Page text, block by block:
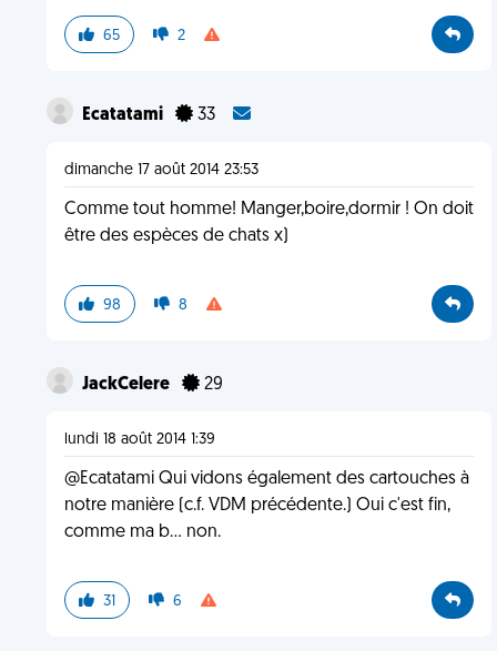
65 2
Ecatatami 33
dimanche 17 août 2014 23:53
Comme tout homme! Manger,boire,dormir ! On doit
être des espèces de chats x)
98 8
JackCelere 29
lundi 18 août 2014 1:39
@Ecatatami Qui vidons également des cartouches à
notre manière (c.f. VDM précédente.) Oui c'est fin,
comme ma b... non.
31 6